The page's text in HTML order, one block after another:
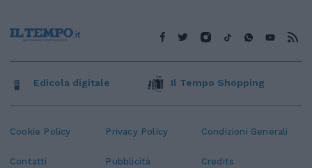
Cookie Policy Privacy Policy Condizioni Generali
Contatti Pubblicità
Credits
Edicola digitale Il Tempo Shopping